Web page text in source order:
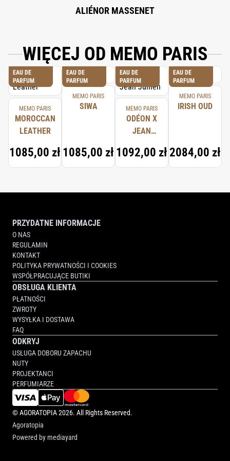
ALIÉNOR MASSENET
WIĘCEJ OD MEMO PARIS
EAU DE
PARFUM
MEMO PARIS
MOROCCAN
LEATHER
1085,00 zł
EAU DE
PARFUM
MEMO PARIS
SIWA
1085,00 zł
EAU DE
PARFUM
MEMO PARIS
ODÉON X
JEAN
1092,00 zł
EAU DE
PARFUM
MEMO PARIS
IRISH OUD
2084,00 zł
PRZYDATNE INFORMACJE
O NAS
REGULAMIN
KONTAKT
POLITYKA PRYWATNOŚCI I COOKIES
WSPÓŁPRACUJĄCE BUTIKI
OBSŁUGA KLIENTA
PŁATNOŚCI
ZWROTY
WYSYŁKA I DOSTAWA
FAQ
ODKRYJ
USŁUGA DOBORU ZAPACHU
NUTY
PROJEKTANCI
PERFUMIARZE
©AGORATOPIA2026. All Rights Reserved.
Agoratopia
Powered by mediayard